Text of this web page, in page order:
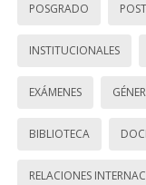
POSGRADO
INSTITUCIONALES
EXÁMENES
BIBLIOTECA
RELACIONES